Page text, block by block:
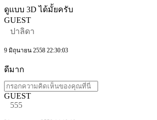
ดูแบบ 3D ได้มั้ยครับ
GUEST
ปาลิดา
9 มิถุนายน 2558 22:30:03
ดีมาก
GUEST
555